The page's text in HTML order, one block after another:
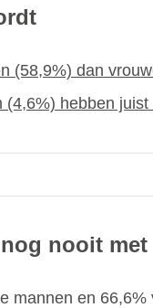
(58,9%) dan
(4,6%) hebben
nooit
mannen en